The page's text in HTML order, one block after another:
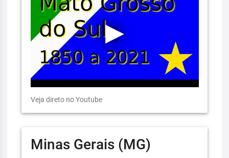
Veja direto no Youtube
Minas Gerais (MG)